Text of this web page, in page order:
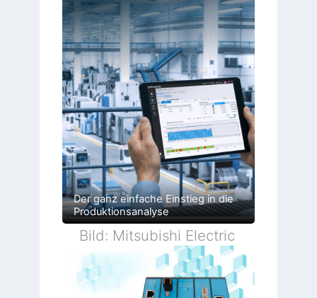
Der ganz einfache Einstieg in die
Produktionsanalyse
Bild: Mitsubishi Electric